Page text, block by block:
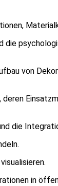
die
von
die
in